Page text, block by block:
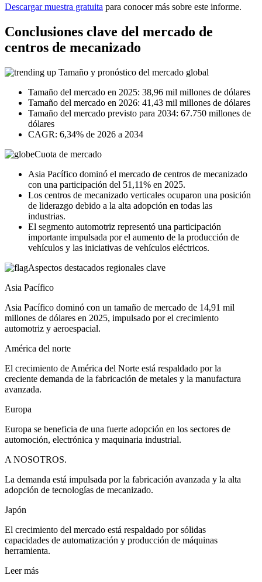
Descargar muestra gratuita para conocer más sobre este informe.
Conclusiones clave del mercado de
centros de mecanizado
Tamaño y pronóstico del mercado global
Tamaño del mercado en 2025: 38,96 mil millones de dólares
Tamaño del mercado en 2026: 41,43 mil millones de dólares
Tamaño del mercado previsto para 2034: 67.750 millones de
dólares
CAGR: 6,34% de 2026 a 2034
Cuota de mercado
Asia Pacífico dominó el mercado de centros de mecanizado
con una participación del 51,11% en 2025.
Los centros de mecanizado verticales ocuparon una posición
de liderazgo debido a la alta adopción en todas las
industrias.
El segmento automotriz representó una participación
importante impulsada por el aumento de la producción de
vehículos y las iniciativas de vehículos eléctricos.
Aspectos destacados regionales clave
Asia Pacífico
Asia Pacífico dominó con un tamaño de mercado de 14,91 mil
millones de dólares en 2025, impulsado por el crecimiento
automotriz y aeroespacial.
América del norte
El crecimiento de América del Norte está respaldado por la
creciente demanda de la fabricación de metales y la manufactura
avanzada.
Europa
Europa se beneficia de una fuerte adopción en los sectores de
automoción, electrónica y maquinaria industrial.
A NOSOTROS.
La demanda está impulsada por la fabricación avanzada y la alta
adopción de tecnologías de mecanizado.
Japón
El crecimiento del mercado está respaldado por sólidas
capacidades de automatización y producción de máquinas
herramienta.
Leer más